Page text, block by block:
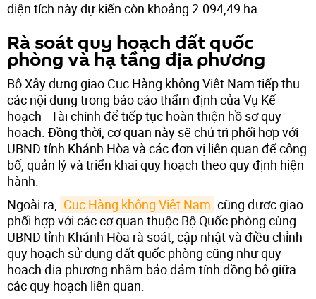
diện tích này dự kiến còn khoảng 2.094,49 ha.
Rà soát quy hoạch đất quốc
phòng và hạ tầng địa phương
Bộ Xây dựng giao Cục Hàng không Việt Nam tiếp thu
các nội dung trong báo cáo thẩm định của Vụ Kế
hoạch - Tài chính để tiếp tục hoàn thiện hồ sơ quy
hoạch. Đồng thời, cơ quan này sẽ chủ trì phối hợp với
UBND tỉnh Khánh Hòa và các đơn vị liên quan để công
bố, quản lý và triển khai quy hoạch theo quy định hiện
hành.
Ngoài ra,
Cục Hàng không Việt Nam cũng được giao
phối hợp với các cơ quan thuộc Bộ Quốc phòng cùng
UBND tỉnh Khánh Hòa rà soát, cập nhật và điều chỉnh
quy hoạch sử dụng đất quốc phòng cũng như quy
hoạch địa phương nhằm bảo đảm tính đồng bộ giữa
các quy hoạch liên quan.